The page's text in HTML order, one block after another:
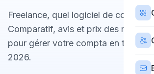
Freelance, quel logiciel de
Comparatif, avis et prix des
pour gérer votre compta en toute
2026.